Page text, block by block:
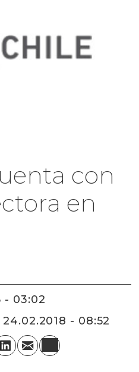
con
en
- 03:02
24.02.2018 - 08:52